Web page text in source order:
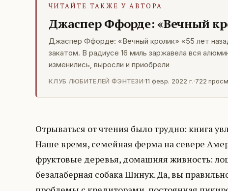
ЧИТАЙТЕ ТАКЖЕ У АВТОРА
Джаспер Ффорде: «Вечный
Джаспер Ффорде: «Вечный кролик» «55 лет
закатом. В радиусе 16 миль заржавела вся
изменились, выросли и приобрели
КЛУБ ЛЮБИТЕЛЕЙ ФЭНТЕЗИ·11 февр. 2022 г.·722
Отрываться от чтения было трудно: книга
Наше время, семейная ферма на севере
фруктовые деревья, домашняя живность:
безалаберная собака Шинук. Да, вы